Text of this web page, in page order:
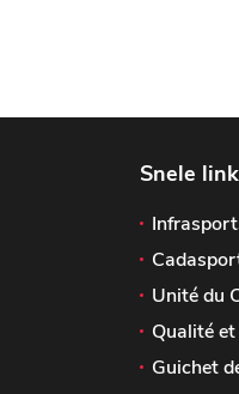
Snele
Unité du
Qualité
Guichet